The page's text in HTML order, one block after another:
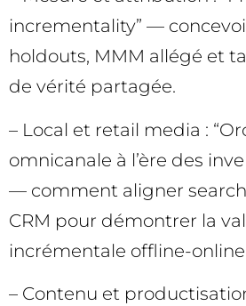
incrementality” —
holdouts, MMM allégé et
de vérité partagée.
– Local et retail media :
omnicanale à l’ère des
— comment aligner
CRM pour démontrer la
incrémentale offline-
– Contenu et